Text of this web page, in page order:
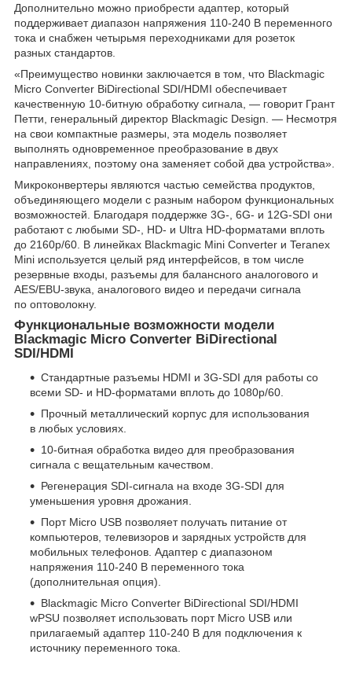
Дополнительно можно приобрести адаптер, который
поддерживает диапазон напряжения 110-240 В переменного
тока и снабжен четырьмя переходниками для розеток
разных стандартов.
«Преимущество новинки заключается в том, что Blackmagic
Micro Converter BiDirectional SDI/HDMI обеспечивает
качественную 10-битную обработку сигнала, — говорит Грант
Петти, генеральный директор Blackmagic Design. — Несмотря
на свои компактные размеры, эта модель позволяет
выполнять одновременное преобразование в двух
направлениях, поэтому она заменяет собой два устройства».
Микроконвертеры являются частью семейства продуктов,
объединяющего модели с разным набором функциональных
возможностей. Благодаря поддержке 3G-, 6G- и 12G-SDI они
работают с любыми SD-, HD- и Ultra HD-форматами вплоть
до 2160p/60. В линейках Blackmagic Mini Converter и Teranex
Mini используется целый ряд интерфейсов, в том числе
резервные входы, разъемы для балансного аналогового и
AES/EBU-звука, аналогового видео и передачи сигнала
по оптоволокну.
Функциональные возможности модели
Blackmagic Micro Converter BiDirectional
SDI/HDMI
Стандартные разъемы HDMI и 3G-SDI для работы со
всеми SD- и HD-форматами вплоть до 1080p/60.
Прочный металлический корпус для использования
в любых условиях.
10-битная обработка видео для преобразования
сигнала с вещательным качеством.
Регенерация SDI-сигнала на входе 3G-SDI для
уменьшения уровня дрожания.
Порт Micro USB позволяет получать питание от
компьютеров, телевизоров и зарядных устройств для
мобильных телефонов. Адаптер с диапазоном
напряжения 110-240 В переменного тока
(дополнительная опция).
Blackmagic Micro Converter BiDirectional SDI/HDMI
wPSU позволяет использовать порт Micro USB или
прилагаемый адаптер 110-240 В для подключения к
источнику переменного тока.